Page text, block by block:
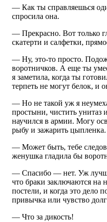
— Как ты справляешься
спросила она.
— Прекрасно. Вот только
скатерти и салфетки,
— Ну, это-то просто.
воротничков. А еще ты
я заметила, когда ты
терпеть не могут белок, и
— Но не такой уж я
простыни, чистить унитаз
научился в армии. Могу
рыбу и зажарить цыпленка.
— Может быть, тебе
женушка гладила бы
— Спасибо — нет. Уж
что браки заключаются на
постели, и когда это дело
привычка или чувство
— Что за дикость!